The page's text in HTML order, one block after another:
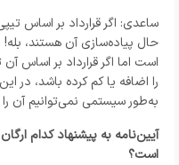
ساعدی: اگر قرارداد بر اساس
حال پیاده‌سازی آن هستند،
است اما اگر قرارداد بر اساس
را اضافه یا کم کرده باشد، در
به‌طور سیستمی نمی‌توانیم آن
آیین‌نامه به پیشنهاد کدام
است؟